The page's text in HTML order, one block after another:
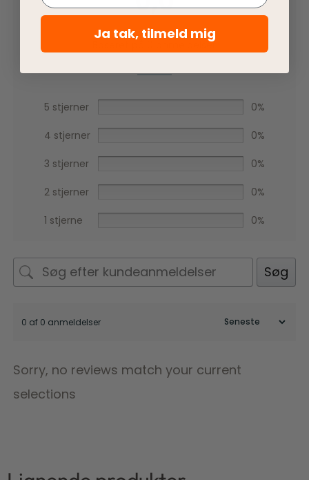
Baseret på 0 anmeldelser
5 stjerner 0%
4 stjerner 0%
3 stjerner 0%
2 stjerner 0%
1 stjerne 0%
Søg
0 af 0 anmeldelser
Sorry, no reviews match your current
selections
Ja tak, tilmeld mig